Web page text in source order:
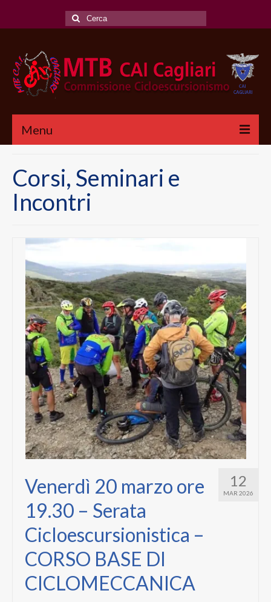
Cerca:
Menu
CICLOESCURSIONI
CALENDARIO
REGOLAMENTO
SCALA DIFFICOLTA’ MTB
PUBBLICAZIONI
LINK
Corsi, Seminari e
Incontri
12
MAR 2026
Venerdì 20 marzo ore
19.30 – Serata
Cicloescursionistica –
CORSO BASE DI
CICLOMECCANICA